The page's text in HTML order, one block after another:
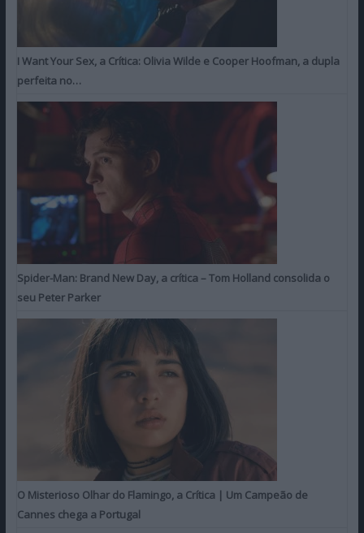
I Want Your Sex, a Crítica: Olivia Wilde e Cooper Hoofman, a dupla
perfeita no…
Spider-Man: Brand New Day, a crítica – Tom Holland consolida o
seu Peter Parker
O Misterioso Olhar do Flamingo, a Crítica | Um Campeão de
Cannes chega a Portugal